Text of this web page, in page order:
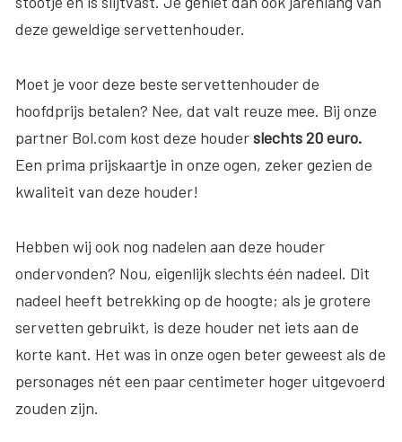
deze geweldige servettenhouder.
Moet je voor deze beste servettenhouder de
hoofdprijs betalen? Nee, dat valt reuze mee. Bij onze
partner Bol.com kost deze houderslechts 20 euro.
Een prima prijskaartje in onze ogen, zeker gezien de
kwaliteit van deze houder!
Hebben wij ook nog nadelen aan deze houder
ondervonden? Nou, eigenlijk slechts één nadeel. Dit
nadeel heeft betrekking op de hoogte; als je grotere
servetten gebruikt, is deze houder net iets aan de
korte kant. Het was in onze ogen beter geweest als de
personages nét een paar centimeter hoger uitgevoerd
zouden zijn.